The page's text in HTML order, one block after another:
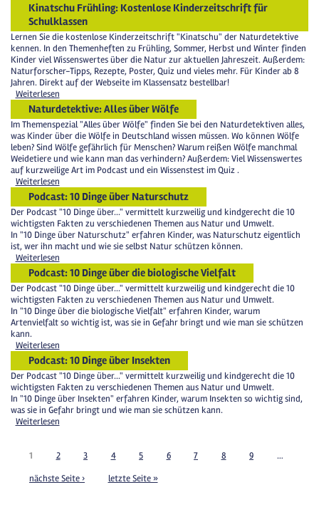
Kinatschu Frühling: Kostenlose Kinderzeitschrift für
Schulklassen
Lernen Sie die kostenlose Kinderzeitschrift "Kinatschu" der Naturdetektive
kennen. In den Themenheften zu Frühling, Sommer, Herbst und Winter finden
Kinder viel Wissenswertes über die Natur zur aktuellen Jahreszeit. Außerdem:
Naturforscher-Tipps, Rezepte, Poster, Quiz und vieles mehr. Für Kinder ab 8
Jahren. Direkt auf der Webseite im Klassensatz bestellbar!
Weiterlesen
Naturdetektive: Alles über Wölfe
Im Themenspezial "Alles über Wölfe" finden Sie bei den Naturdetektiven alles,
was Kinder über die Wölfe in Deutschland wissen müssen. Wo können Wölfe
leben? Sind Wölfe gefährlich für Menschen? Warum reißen Wölfe manchmal
Weidetiere und wie kann man das verhindern? Außerdem: Viel Wissenswertes
auf kurzweilige Art im Podcast und ein Wissenstest im Quiz .
Weiterlesen
Podcast: 10 Dinge über Naturschutz
Der Podcast "10 Dinge über..." vermittelt kurzweilig und kindgerecht die 10
wichtigsten Fakten zu verschiedenen Themen aus Natur und Umwelt.
In "10 Dinge über Naturschutz" erfahren Kinder, was Naturschutz eigentlich
ist, wer ihn macht und wie sie selbst Natur schützen können.
Weiterlesen
Podcast: 10 Dinge über die biologische Vielfalt
Der Podcast "10 Dinge über..." vermittelt kurzweilig und kindgerecht die 10
wichtigsten Fakten zu verschiedenen Themen aus Natur und Umwelt.
In "10 Dinge über die biologische Vielfalt" erfahren Kinder, warum
Artenvielfalt so wichtig ist, was sie in Gefahr bringt und wie man sie schützen
kann.
Weiterlesen
Podcast: 10 Dinge über Insekten
Der Podcast "10 Dinge über..." vermittelt kurzweilig und kindgerecht die 10
wichtigsten Fakten zu verschiedenen Themen aus Natur und Umwelt.
In "10 Dinge über Insekten" erfahren Kinder, warum Insekten so wichtig sind,
was sie in Gefahr bringt und wie man sie schützen kann.
Weiterlesen
1 2 3 4 5 6 7 8 9 …
nächste Seite › letzte Seite »